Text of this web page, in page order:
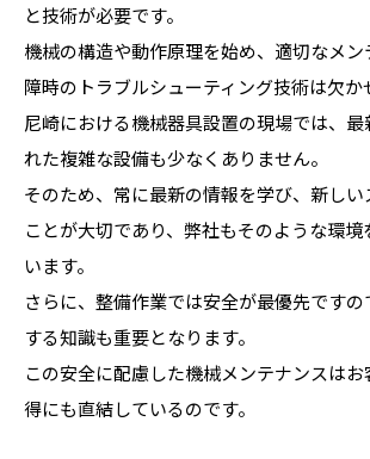
と技術が必要です。
機械の構造や動作原理を始め、適切なメ
障時のトラブルシューティング技術は欠か
尼崎における機械器具設置の現場では、
れた複雑な設備も少なくありません。
そのため、常に最新の情報を学び、新し
ことが大切であり、弊社もそのような環
います。
さらに、整備作業では安全が最優先です
する知識も重要となります。
この安全に配慮した機械メンテナンスは
得にも直結しているのです。